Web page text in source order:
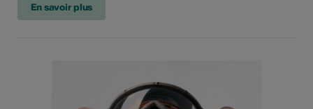
En savoir plus